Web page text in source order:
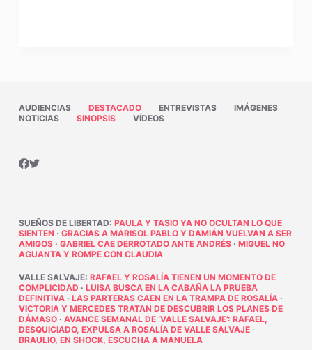
AUDIENCIAS DESTACADO ENTREVISTAS
IMÁGENES
NOTICIAS
SINOPSIS VÍDEOS
SUEÑOS DE LIBERTAD: PAULA Y TASIO YA NO OCULTAN LO QUE
SIENTEN · GRACIAS A MARISOL PABLO Y DAMIÁN VUELVAN A SER
AMIGOS· GABRIEL CAE DERROTADO ANTE ANDRÉS· MIGUEL NO
AGUANTA Y ROMPE CON CLAUDIA
VALLE SALVAJE: RAFAEL Y ROSALÍA TIENEN UN MOMENTO DE
COMPLICIDAD · LUISA BUSCA EN LA CABAÑA LA PRUEBA
DEFINITIVA· LAS PARTERAS CAEN EN LA TRAMPA DE ROSALÍA·
VICTORIA Y MERCEDES TRATAN DE DESCUBRIR LOS PLANES DE
DÁMASO· AVANCE SEMANAL DE ‘VALLE SALVAJE’: RAFAEL,
DESQUICIADO, EXPULSA A ROSALÍA DE VALLE SALVAJE·
BRAULIO, EN SHOCK, ESCUCHA A MANUELA